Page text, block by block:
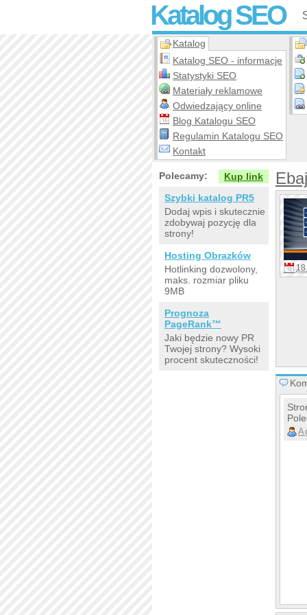
Katalog SEO
Katalog
Katalog SEO - informacje
Statystyki SEO
Materiały reklamowe
Odwiedzający online
Blog Katalogu SEO
Regulamin Katalogu SEO
Kontakt
18
Polecamy:
Kup link
Szybki katalog PR5
Dodaj wpis i skutecznie
zdobywaj pozycję dla
strony!
Hosting Obrazków
Hotlinking dozwolony,
maks. rozmiar pliku
9MB
Prognoza
PageRank™
Jaki będzie nowy PR
Twojej strony? Wysoki
procent skuteczności!